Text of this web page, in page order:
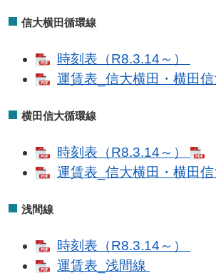
信大横田循環線
時刻表（R8.3.14～）
運賃表_信大横田・横田信
横田信大循環線
時刻表（R8.3.14～）
運賃表_信大横田・横田信
浅間線
時刻表（R8.3.14～）
運賃表_浅間線